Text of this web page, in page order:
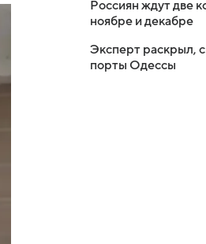
Россиян ждут две
ноябре и декабре
Эксперт раскрыл,
порты Одессы